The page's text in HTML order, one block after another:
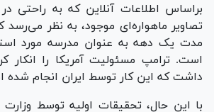
براساس اطلاعات آنلاین که به
تصاویر ماهواره‌ای موجود، به نظر
مدت یک دهه به عنوان مدرسه مورد
است. ترامپ مسئولیت آمریکا را انکار
داشت که این کار توسط ایران انجام
با این حال، تحقیقات اولیه توسط وزارت